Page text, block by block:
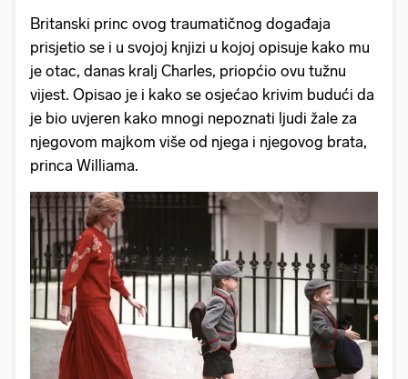
Britanski princ ovog traumatičnog događaja
prisjetio se i u svojoj knjizi u kojoj opisuje kako mu
je otac, danas kralj Charles, priopćio ovu tužnu
vijest. Opisao je i kako se osjećao krivim budući da
je bio uvjeren kako mnogi nepoznati ljudi žale za
njegovom majkom više od njega i njegovog brata,
princa Williama.